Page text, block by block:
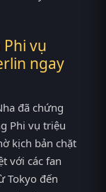
vụ
ngay
đã chứng
Phi vụ triệu
kịch bản chặt
với các fan
Tokyo đến